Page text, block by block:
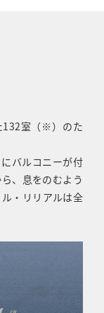
132室（※）のた
バルコニーが付
、息をのむよう
・リリアルは全